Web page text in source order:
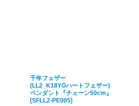
千年フェザー
(LL2_K18YGハートフェザー)
ペンダント『チェーン50cm』
[SFLL2-PE005]